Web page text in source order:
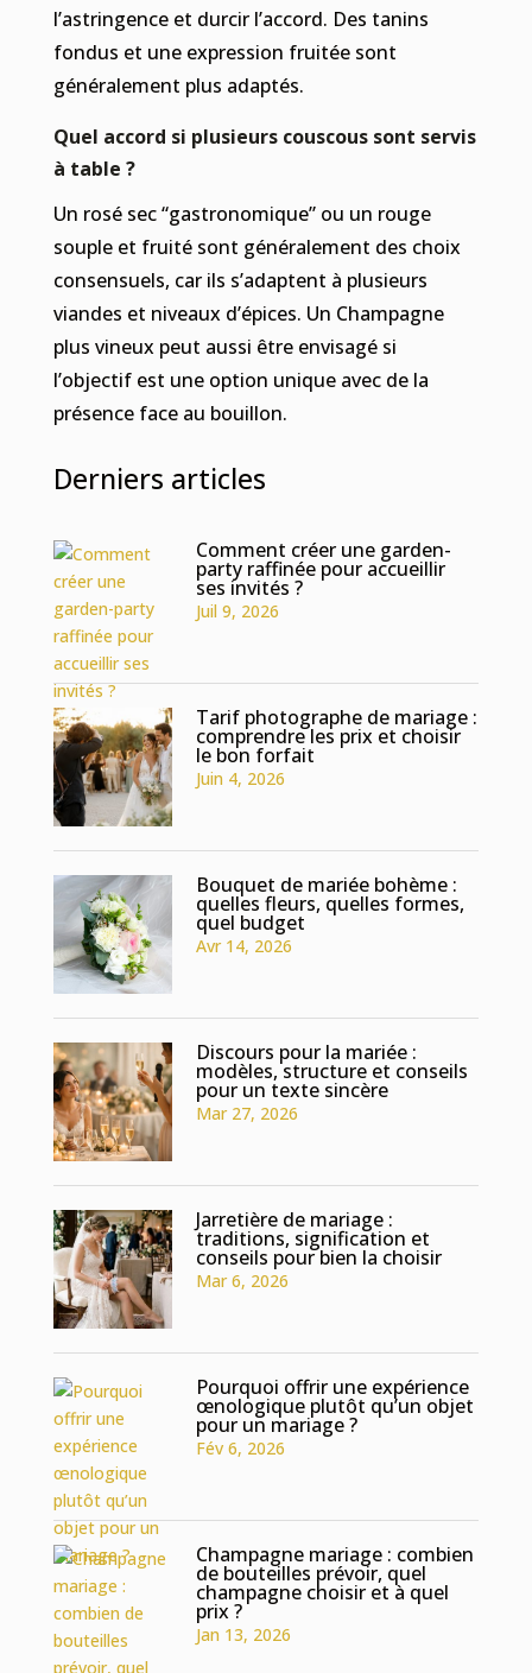
l’astringence et durcir l’accord. Des tanins
fondus et une expression fruitée sont
généralement plus adaptés.
Quel accord si plusieurs couscous sont servis
à table ?
Un rosé sec “gastronomique” ou un rouge
souple et fruité sont généralement des choix
consensuels, car ils s’adaptent à plusieurs
viandes et niveaux d’épices. Un Champagne
plus vineux peut aussi être envisagé si
l’objectif est une option unique avec de la
présence face au bouillon.
Derniers articles
Comment créer une garden-
party raffinée pour accueillir
ses invités ?
Juil 9, 2026
Tarif photographe de mariage :
comprendre les prix et choisir
le bon forfait
Juin 4, 2026
Bouquet de mariée bohème :
quelles fleurs, quelles formes,
quel budget
Avr 14, 2026
Discours pour la mariée :
modèles, structure et conseils
pour un texte sincère
Mar 27, 2026
Jarretière de mariage :
traditions, signification et
conseils pour bien la choisir
Mar 6, 2026
Pourquoi offrir une expérience
œnologique plutôt qu’un objet
pour un mariage ?
Fév 6, 2026
Champagne mariage : combien
de bouteilles prévoir, quel
champagne choisir et à quel
prix ?
Jan 13, 2026